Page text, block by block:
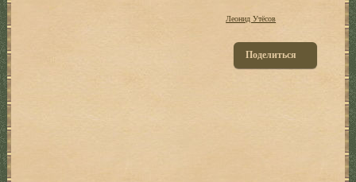
Леонид Утёсов
Поделиться